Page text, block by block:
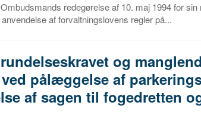
redegørelse af 10. maj 1994 for sin
af forvaltningslovens regler på...
og
pålæggelse af
af sagen til fogedretten